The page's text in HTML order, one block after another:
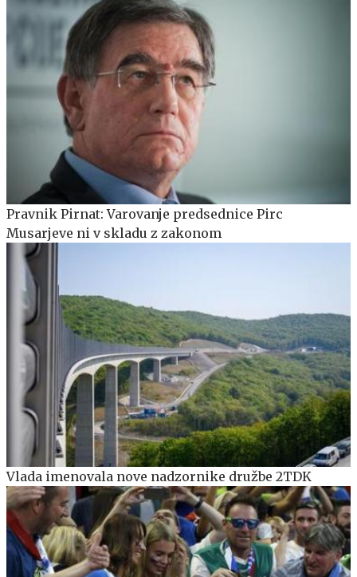
Pravnik Pirnat: Varovanje predsednice Pirc
Musarjeve ni v skladu z zakonom
Vlada imenovala nove nadzornike družbe 2TDK